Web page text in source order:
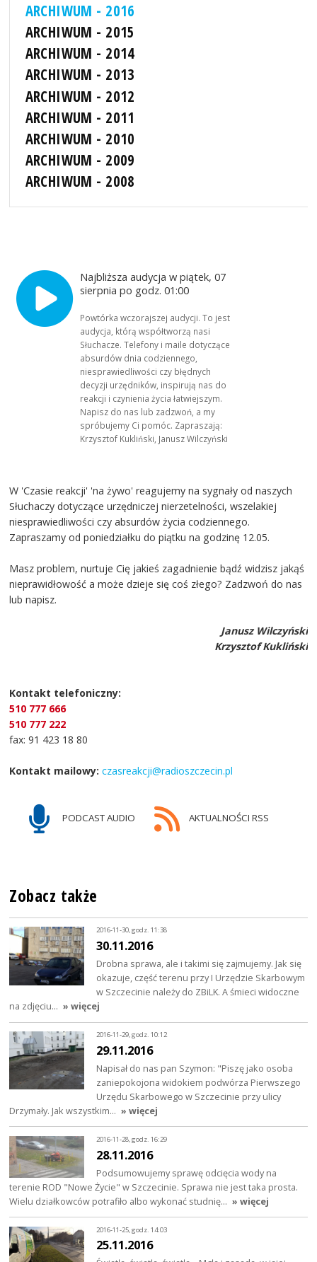
ARCHIWUM - 2016
ARCHIWUM - 2015
ARCHIWUM - 2014
ARCHIWUM - 2013
ARCHIWUM - 2012
ARCHIWUM - 2011
ARCHIWUM - 2010
ARCHIWUM - 2009
ARCHIWUM - 2008
Najbliższa audycja w piątek, 07
sierpnia po godz. 01:00
Powtórka wczorajszej audycji. To jest
audycja, którą współtworzą nasi
Słuchacze. Telefony i maile dotyczące
absurdów dnia codziennego,
niesprawiedliwości czy błędnych
decyzji urzędników, inspirują nas do
reakcji i czynienia życia łatwiejszym.
Napisz do nas lub zadzwoń, a my
spróbujemy Ci pomóc. Zapraszają:
Krzysztof Kukliński, Janusz Wilczyński
W 'Czasie reakcji' 'na żywo' reagujemy na sygnały od naszych
Słuchaczy dotyczące urzędniczej nierzetelności, wszelakiej
niesprawiedliwości czy absurdów życia codziennego.
Zapraszamy od poniedziałku do piątku na godzinę 12.05.
Masz problem, nurtuje Cię jakieś zagadnienie bądź widzisz jakąś
nieprawidłowość a może dzieje się coś złego? Zadzwoń do nas
lub napisz.
Janusz Wilczyński
Krzysztof Kukliński
Kontakt telefoniczny:
510 777 666
510 777 222
fax: 91 423 18 80
Kontakt mailowy: czasreakcji@radioszczecin.pl
PODCAST AUDIO AKTUALNOŚCI RSS
Zobacz także
2016-11-30, godz. 11:38
30.11.2016
Drobna sprawa, ale i takimi się zajmujemy. Jak się
okazuje, część terenu przy I Urzędzie Skarbowym
w Szczecinie należy do ZBiLK. A śmieci widoczne
na zdjęciu… » więcej
2016-11-29, godz. 10:12
29.11.2016
Napisał do nas pan Szymon: "Piszę jako osoba
zaniepokojona widokiem podwórza Pierwszego
Urzędu Skarbowego w Szczecinie przy ulicy
Drzymały. Jak wszystkim… » więcej
2016-11-28, godz. 16:29
28.11.2016
Podsumowujemy sprawę odcięcia wody na
terenie ROD "Nowe Życie" w Szczecinie. Sprawa nie jest taka prosta.
Wielu działkowców potrafiło albo wykonać studnię… » więcej
2016-11-25, godz. 14:03
25.11.2016